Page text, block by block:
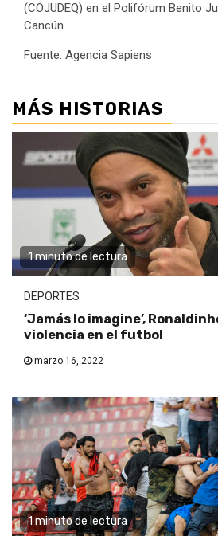
(COJUDEQ) en el Polifórum Benito
Cancún.
Fuente: Agencia Sapiens
MÁS HISTORIAS
1 minuto de lectura
DEPORTES
‘Jamás lo imagine’,
violencia en el futbol
marzo 16, 2022
1 minuto de lectura